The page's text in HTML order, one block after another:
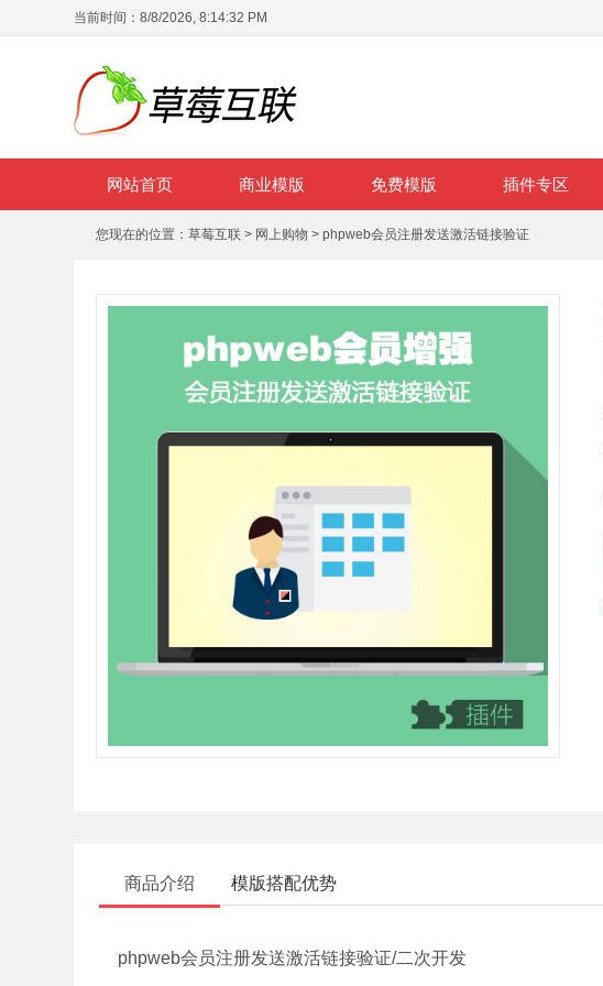
当前时间： 8/8/2026, 8:14:32 PM
网站首页 商业模版 免费模版 插件专区
您现在的位置： 草莓互联 > 网上购物 > phpweb会员注册发送激活链接验证
商品介绍 模版搭配优势
phpweb会员注册发送激活链接验证/二次开发